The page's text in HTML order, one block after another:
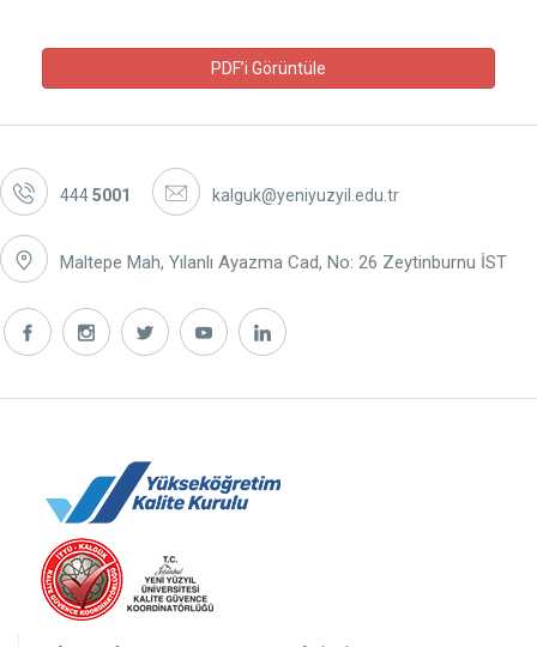
PDF’i Görüntüle
4445001 kalguk@yeniyuzyil.edu.tr
Maltepe Mah, Yılanlı Ayazma Cad, No: 26 Zeytinburnu İST